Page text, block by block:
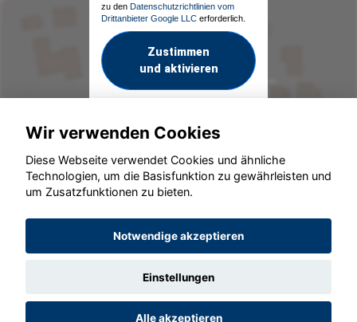
zu den Datenschutzrichtlinien vom
Drittanbieter Google LLC erforderlich.
Zustimmen
und aktivieren
© konjunkturmotor.de GmbH 2020 - 2026
Wir verwenden Cookies
Diese Webseite verwendet Cookies und ähnliche
Technologien, um die Basisfunktion zu gewährleisten und
um Zusatzfunktionen zu bieten.
Notwendige akzeptieren
Einstellungen
Alle akzeptieren